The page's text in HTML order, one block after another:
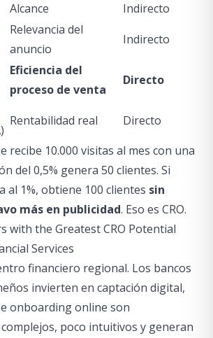
Alcance
Indirecto
Relevancia del
anuncio
Indirecto
Eficiencia del
proceso de venta
Directo
Rentabilidad real
Directo
recibe 10.000 visitas al mes con una
del 0,5% genera 50 clientes. Si
al 1%, obtiene 100 clientes sin
más en publicidad. Eso es CRO.
with the Greatest CRO Potential
Services
financiero regional. Los bancos
invierten en captación digital,
onboarding online son
poco intuitivos y generan